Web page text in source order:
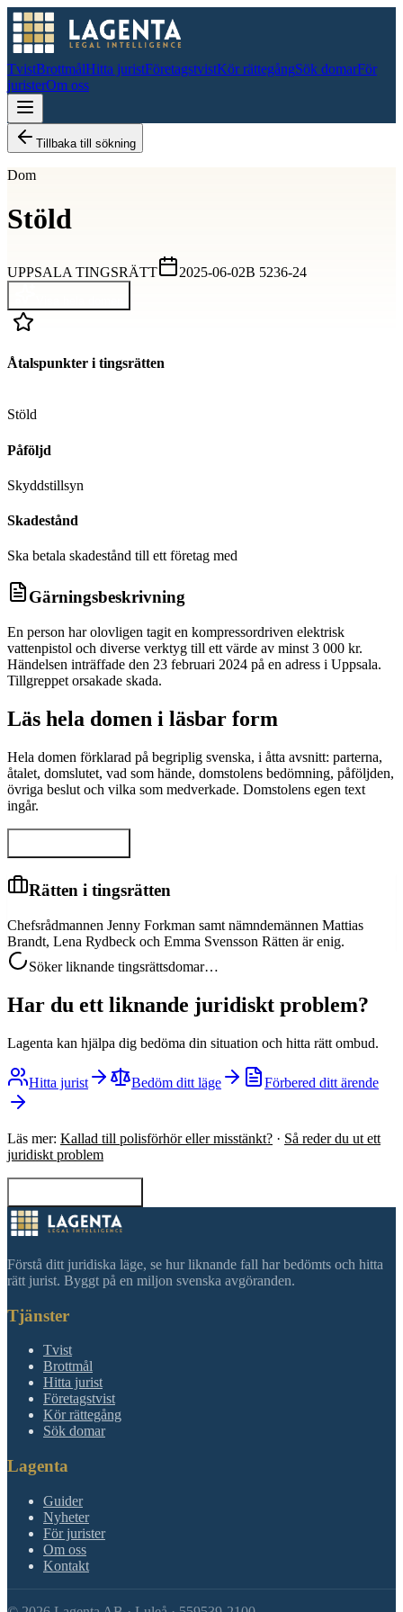
TvistBrottmålHitta juristFöretagstvistKör rättegångSök domarFör
juristerOm oss
Tillbaka till sökning
Dom
Stöld
UPPSALA TINGSRÄTT 2025-06-02B 5236-24
Åtalspunkter i tingsrätten
Stöld
Påföljd
Skyddstillsyn
Skadestånd
Ska betala skadestånd till ett företag med
Gärningsbeskrivning
En person har olovligen tagit en kompressordriven elektrisk
vattenpistol och diverse verktyg till ett värde av minst 3 000 kr.
Händelsen inträffade den 23 februari 2024 på en adress i Uppsala.
Tillgreppet orsakade skada.
Läs hela domen i läsbar form
Hela domen förklarad på begriplig svenska, i åtta avsnitt: parterna,
åtalet, domslutet, vad som hände, domstolens bedömning, påföljden,
övriga beslut och vilka som medverkade. Domstolens egen text
ingår.
Rätten i tingsrätten
Chefsrådmannen Jenny Forkman samt nämndemännen Mattias
Brandt, Lena Rydbeck och Emma Svensson Rätten är enig.
Söker liknande tingsrättsdomar…
Har du ett liknande juridiskt problem?
Lagenta kan hjälpa dig bedöma din situation och hitta rätt ombud.
Hitta jurist Bedöm ditt läge Förbered ditt ärende
Läs mer: Kallad till polisförhör eller misstänkt? · Så reder du ut ett
juridiskt problem
Förstå ditt juridiska läge, se hur liknande fall har bedömts och hitta
rätt jurist. Byggt på en miljon svenska avgöranden.
Tjänster
Tvist
Brottmål
Hitta jurist
Företagstvist
Kör rättegång
Sök domar
Lagenta
Guider
Nyheter
För jurister
Om oss
Kontakt